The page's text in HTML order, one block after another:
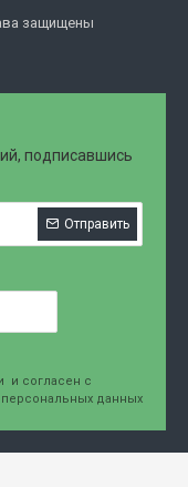
защищены
подписавшись
Отправить
и согласен с
данных